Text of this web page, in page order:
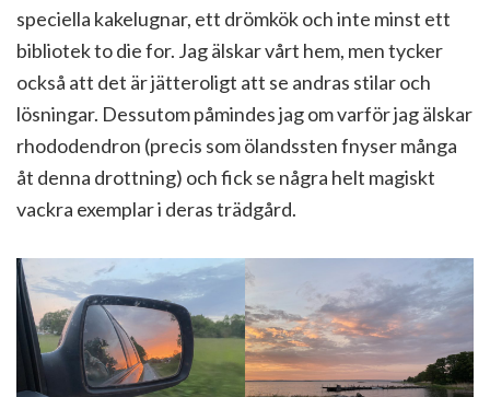
speciella kakelugnar, ett drömkök och inte minst ett
bibliotek to die for. Jag älskar vårt hem, men tycker
också att det är jätteroligt att se andras stilar och
lösningar. Dessutom påmindes jag om varför jag älskar
rhododendron (precis som ölandssten fnyser många
åt denna drottning) och fick se några helt magiskt
vackra exemplar i deras trädgård.